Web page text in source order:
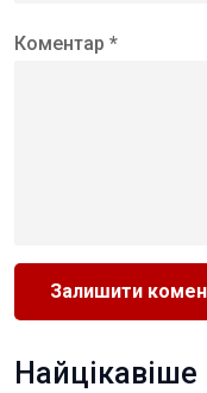
Коментар *
Найцікавіше